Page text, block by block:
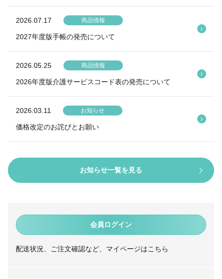
会員ログイン
配送状況、ご注文確認など、マイページはこちら
2026.07.17 商品情報
2027年度版手帳の発売について
2026.05.25 商品情報
2026年度版介護サービスコード表の発売について
2026.03.11 お知らせ
価格改定のお詫びとお願い
お知らせ一覧を見る